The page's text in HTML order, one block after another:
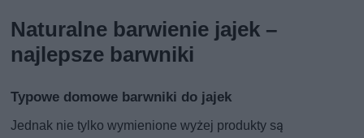
Naturalne barwienie jajek –
najlepsze barwniki
Typowe domowe barwniki do jajek
Jednak nie tylko wymienione wyżej produkty są